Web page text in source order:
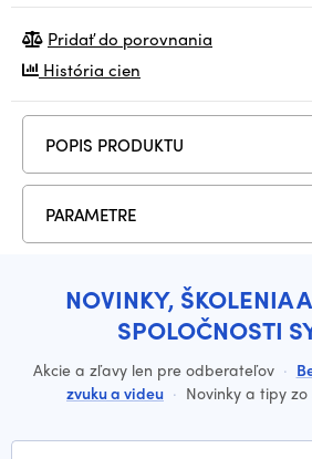
Pridať do porovnania
História cien
POPIS PRODUKTU
PARAMETRE
NOVINKY, ŠKOLENIA
SPOLOČNOSTI
Akcie a zľavy len pre odberateľov ·
zvuku a videu · Novinky a tipy